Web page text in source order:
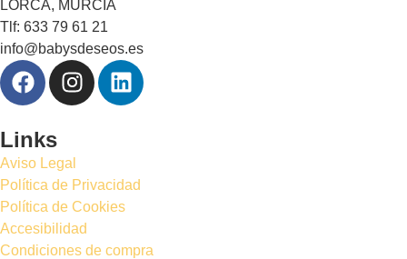
LORCA, MURCIA
Tlf: 633 79 61 21
info@babysdeseos.es
Links
Aviso Legal
Política de Privacidad
Política de Cookies
Accesibilidad
Condiciones de compra